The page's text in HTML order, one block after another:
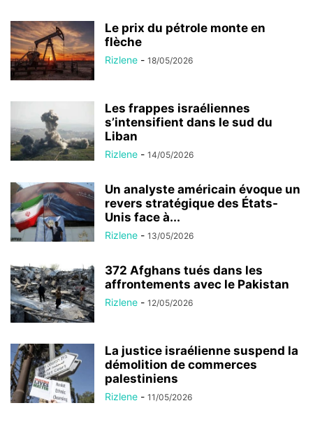
Le prix du pétrole monte en
flèche
Rizlene - 18/05/2026
Les frappes israéliennes
s’intensifient dans le sud du
Liban
Rizlene - 14/05/2026
Un analyste américain évoque un
revers stratégique des États-
Unis face à...
Rizlene - 13/05/2026
372 Afghans tués dans les
affrontements avec le Pakistan
Rizlene - 12/05/2026
La justice israélienne suspend la
démolition de commerces
palestiniens
Rizlene - 11/05/2026